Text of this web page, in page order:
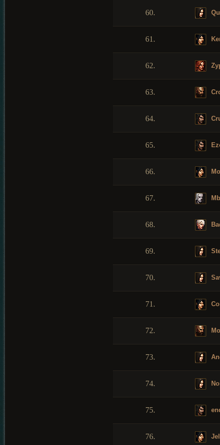
60.
61.
62.
63.
64.
65.
66.
67.
68.
69.
70.
71.
72.
73.
74.
75.
76.